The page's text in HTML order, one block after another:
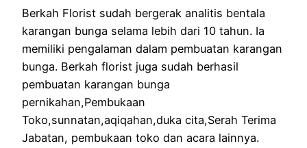
Berkah Florist sudah bergerak analitis bentala
karangan bunga selama lebih dari 10 tahun. Ia
memiliki pengalaman dalam pembuatan karangan
bunga. Berkah florist juga sudah berhasil
pembuatan karangan bunga
pernikahan,Pembukaan
Toko,sunnatan,aqiqahan,duka cita,Serah Terima
Jabatan, pembukaan toko dan acara lainnya.